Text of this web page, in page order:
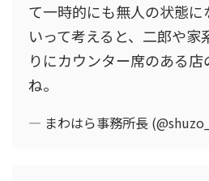
て一時的にも無人の状態
いって考えると、二郎や家
りにカウンター席のある
ね。
— まわはら事務所長